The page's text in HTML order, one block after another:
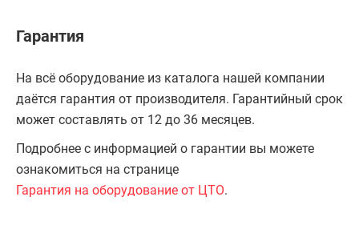
Гарантия
На всё оборудование из каталога нашей компании
даётся гарантия от производителя. Гарантийный срок
может составлять от 12 до 36 месяцев.
Подробнее с информацией о гарантии вы можете
ознакомиться на странице
Гарантия на оборудование от ЦТО.